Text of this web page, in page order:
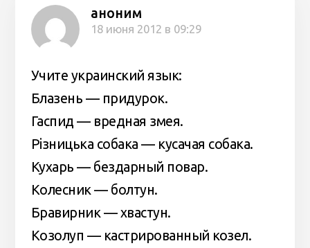
аноним
18 июня 2012 в 09:29
Учите украинский язык:
Блазень — придурок.
Гаспид — вредная змея.
Рiзницька собака — кусачая собака.
Кухарь — бездарный повар.
Колесник — болтун.
Бравирник — хвастун.
Козолуп — кастрированный козел.